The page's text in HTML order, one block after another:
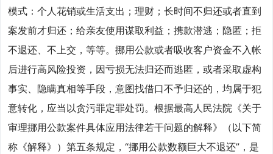
模式：个人花销或生活支出；理财；长时间不归还或者直到
案发前才归还；给亲友使用谋取利益；携款潜逃；隐匿；拒
不退还、不上交，等等。挪用公款或者吸收客户资金不入帐
后进行高风险投资，因亏损无法归还而逃匿，或者采取虚构
事实、隐瞒真相等手段，意图找借口不予归还的，均属于犯
意转化，应当以贪污罪定罪处罚。根据最高人民法院《关于
审理挪用公款案件具体应用法律若干问题的解释》（以下简
称《解释》）第五条规定，“挪用公款数额巨大不退还”，是